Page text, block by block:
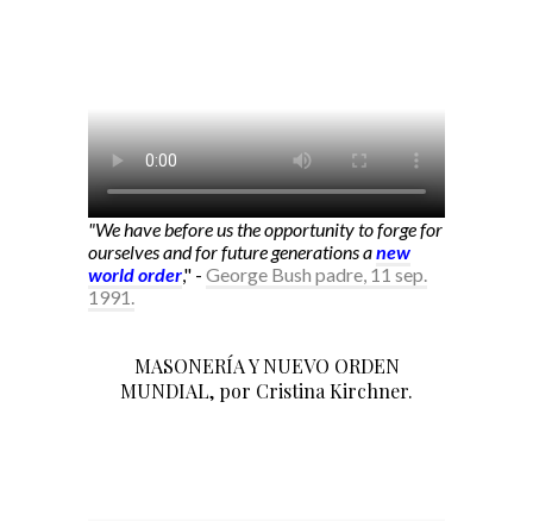
"We have before us the opportunity to forge for
ourselves and for future generations anew
world order," - George Bush padre, 11 sep.
1991.
MASONERÍA Y NUEVO ORDEN
MUNDIAL, por Cristina Kirchner.